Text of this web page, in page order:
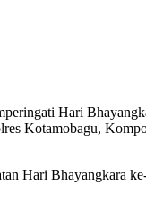
Hari
Kotamobagu,
Hari Bhayangkara